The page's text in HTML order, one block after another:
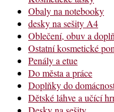
Obaly na notebooky
desky na sešity A4
Oblečení, obuv a
Ostatní kosmetické
Penály a etue
Do města a práce
Doplňky do
Dětské láhve a učící